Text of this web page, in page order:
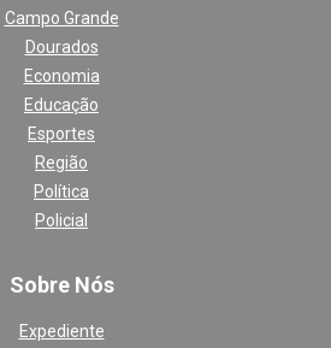
Campo Grande
Dourados
Economia
Educação
Esportes
Região
Política
Policial
Sobre Nós
Expediente